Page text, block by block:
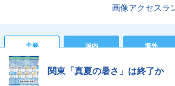
画像アクセスラ
主要 国内 海外
関東「真夏の暑さ」は終了か